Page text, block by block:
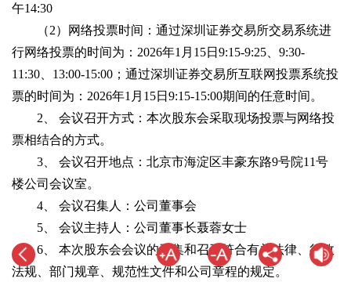
午14:30
（2）网络投票时间：通过深圳证券交易所交易系统进
行网络投票的时间为：2026年1月15日9:15-9:25、9:30-
11:30、13:00-15:00；通过深圳证券交易所互联网投票系统投
票的时间为：2026年1月15日9:15-15:00期间的任意时间。
2、 会议召开方式：本次股东会采取现场投票与网络投
票相结合的方式。
3、 会议召开地点：北京市海淀区丰豪东路9号院11号
楼公司会议室。
4、 会议召集人：公司董事会
5、 会议主持人：公司董事长聂蓉女士
6、 本次股东会会议的召集和召开符合有关法律、行政
法规、部门规章、规范性文件和公司章程的规定。